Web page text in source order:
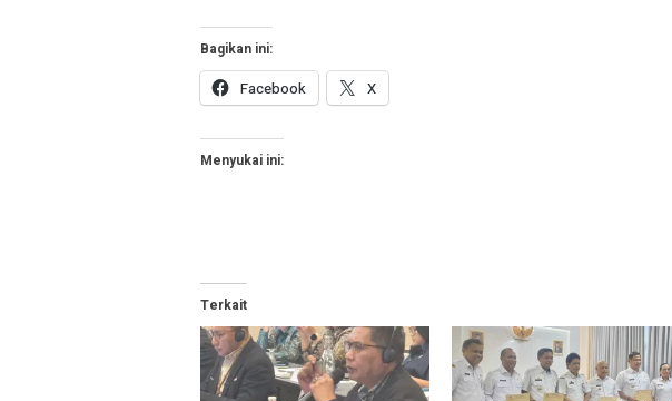
Bagikan ini:
Facebook X
Menyukai ini:
Terkait